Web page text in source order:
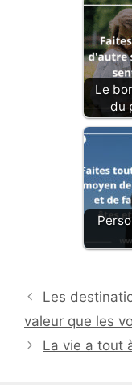
Le
du
Les
valeur que les
La vie a tout